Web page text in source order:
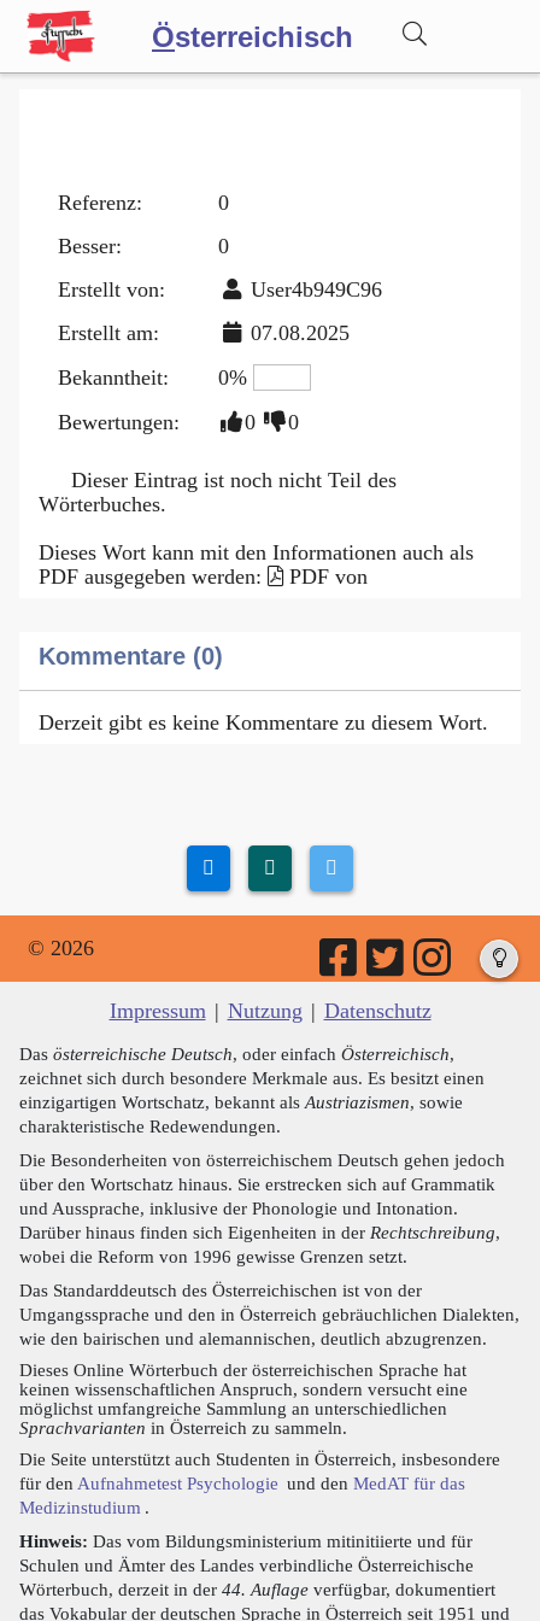
Österreichisch
Blog
Referenz:
0
Besser:
0
Erstellt von:
User4b949C96
Erstellt am:
07.08.2025
Bekanntheit:
0%
Bewertungen:
0 0
Dieser Eintrag ist noch nicht Teil des
Wörterbuches.
Dieses Wort kann mit den Informationen auch als
PDF ausgegeben werden:
PDF von
Kommentare (0)
Derzeit gibt es keine Kommentare zu diesem Wort.
© 2026
Impressum | Nutzung | Datenschutz
Das österreichische Deutsch, oder einfach Österreichisch,
zeichnet sich durch besondere Merkmale aus. Es besitzt einen
einzigartigen Wortschatz, bekannt als Austriazismen, sowie
charakteristische Redewendungen.
Die Besonderheiten von österreichischem Deutsch gehen jedoch
über den Wortschatz hinaus. Sie erstrecken sich auf Grammatik
und Aussprache, inklusive der Phonologie und Intonation.
Darüber hinaus finden sich Eigenheiten in der Rechtschreibung,
wobei die Reform von 1996 gewisse Grenzen setzt.
Das Standarddeutsch des Österreichischen ist von der
Umgangssprache und den in Österreich gebräuchlichen Dialekten,
wie den bairischen und alemannischen, deutlich abzugrenzen.
Dieses Online Wörterbuch der österreichischen Sprache hat
keinen wissenschaftlichen Anspruch, sondern versucht eine
möglichst umfangreiche Sammlung an unterschiedlichen
Sprachvarianten in Österreich zu sammeln.
Die Seite unterstützt auch Studenten in Österreich, insbesondere
für den Aufnahmetest Psychologie und den MedAT für das
Medizinstudium .
Hinweis: Das vom Bildungsministerium mitinitiierte und für
Schulen und Ämter des Landes verbindliche Österreichische
Wörterbuch, derzeit in der 44. Auflage verfügbar, dokumentiert
das Vokabular der deutschen Sprache in Österreich seit 1951 und